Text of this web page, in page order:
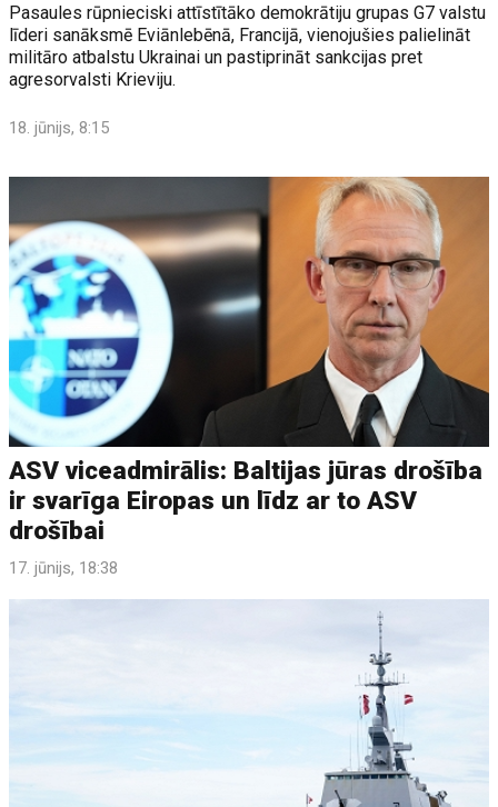
Pasaules rūpnieciski attīstītāko demokrātiju grupas G7 valstu
līderi sanāksmē Eviānlebēnā, Francijā, vienojušies palielināt
militāro atbalstu Ukrainai un pastiprināt sankcijas pret
agresorvalsti Krieviju.
18. jūnijs, 8:15
ASV viceadmirālis: Baltijas jūras drošība
ir svarīga Eiropas un līdz ar to ASV
drošībai
17. jūnijs, 18:38